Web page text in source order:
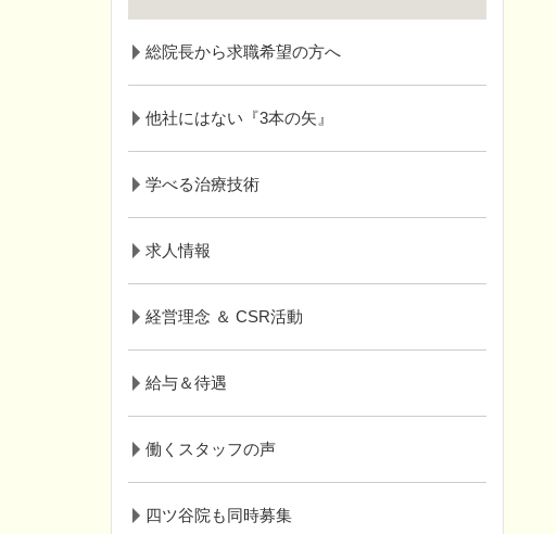
総院長から求職希望の方へ
他社にはない『3本の矢』
学べる治療技術
求人情報
経営理念 ＆ CSR活動
給与＆待遇
働くスタッフの声
四ツ谷院も同時募集